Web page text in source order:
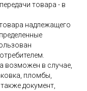
товара - в
надлежащего
возможен в случае,
пломбы,
документ,